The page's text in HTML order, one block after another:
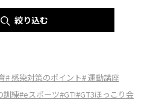
絞り込む
# 感染対策のポイント# 運動講座
訓練#eスポーツ#GT!#GT3ほっこり会